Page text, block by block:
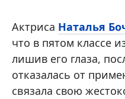
Актриса Наталья
что в пятом классе
лишив его глаза,
отказалась от
связала свою